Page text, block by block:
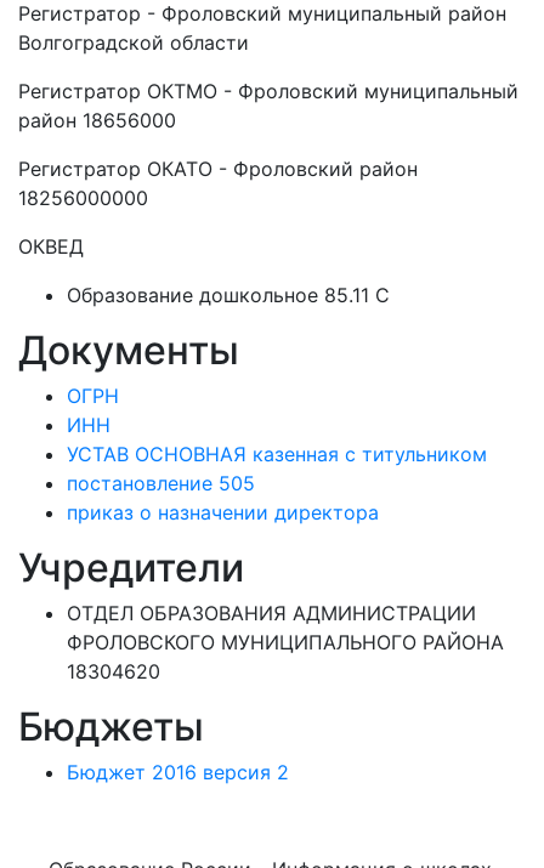
Регистратор - Фроловский муниципальный район
Волгоградской области
Регистратор ОКТМО - Фроловский муниципальный
район 18656000
Регистратор ОКАТО - Фроловский район
18256000000
ОКВЕД
Образование дошкольное 85.11 C
Документы
ОГРН
ИНН
УСТАВ ОСНОВНАЯ казенная с титульником
постановление 505
приказ о назначении директора
Учредители
ОТДЕЛ ОБРАЗОВАНИЯ АДМИНИСТРАЦИИ
ФРОЛОВСКОГО МУНИЦИПАЛЬНОГО РАЙОНА
18304620
Бюджеты
Бюджет 2016 версия 2